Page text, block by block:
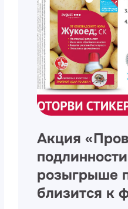
Акция
розыгрыше
близится к